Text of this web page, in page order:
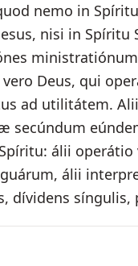
nemo in
nisi in
Deus, qui
ad utilitátem.
secúndum
álii
álii
dívidens síngulis,